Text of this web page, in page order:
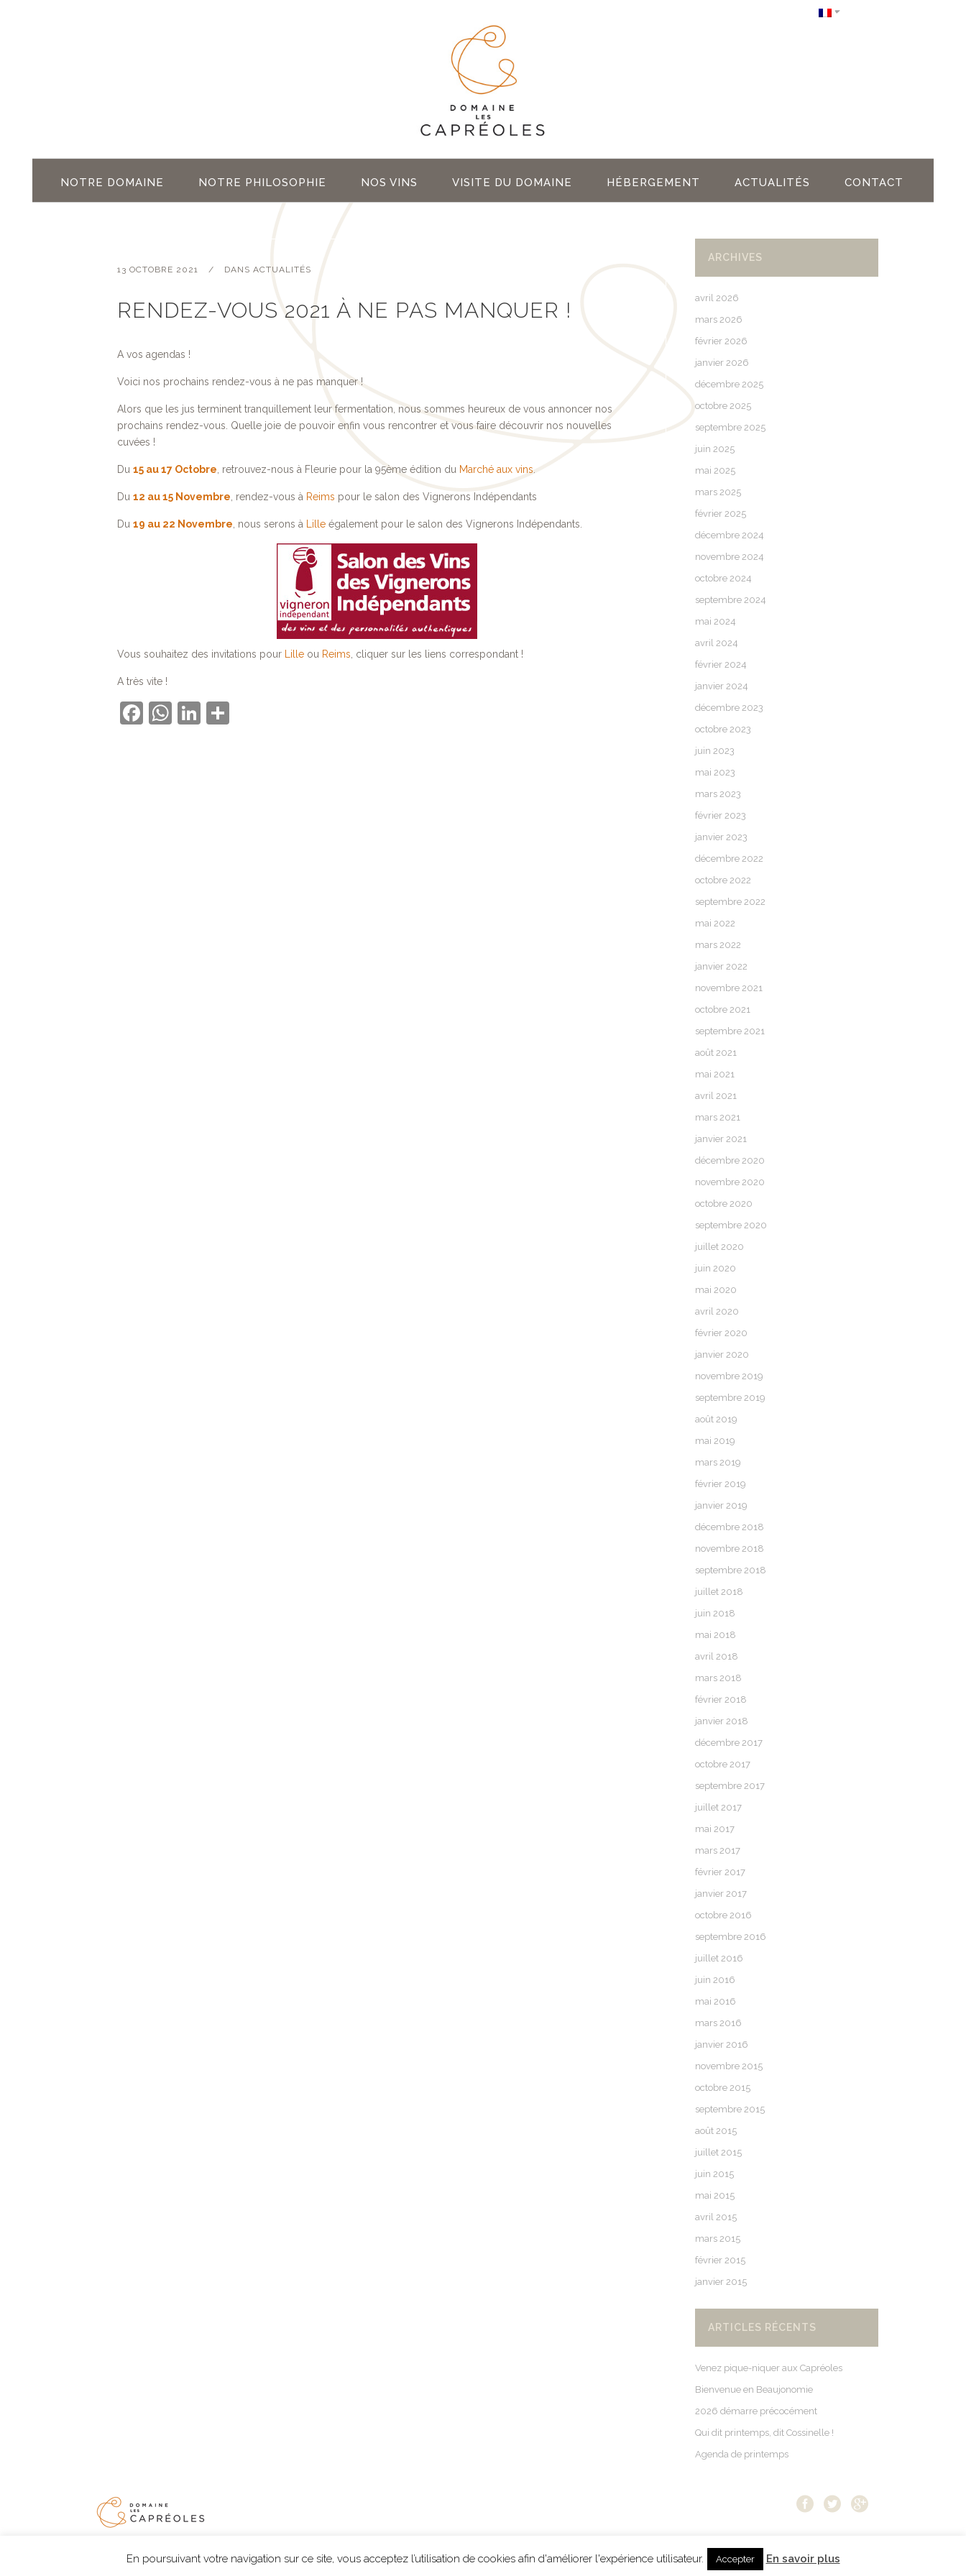
NOTRE DOMAINE NOTRE PHILOSOPHIE NOS VINS VISITE DU DOMAINE HÉBERGEMENT ACTUALITÉS CONTACT
13 OCTOBRE 2021 DANS ACTUALITÉS
RENDEZ-VOUS 2021 À NE PAS MANQUER !
A vos agendas !
Voici nos prochains rendez-vous à ne pas manquer !
Alors que les jus terminent tranquillement leur fermentation, nous sommes heureux de vous annoncer nos
prochains rendez-vous. Quelle joie de pouvoir enfin vous rencontrer et vous faire découvrir nos nouvelles
cuvées !
Du 15 au 17 Octobre , retrouvez-nous à Fleurie pour la 95ème édition du Marché aux vins
Du 12 au 15 Novembre , rendez-vous à Reims pour le salon des Vignerons Indépendants
Du 19 au 22 Novembre , nous serons à Lille également pour le salon des Vignerons Indépendants.
Vous souhaitez des invitations pour Lille ou Reims , cliquer sur les liens correspondant !
A très vite !
Facebook
WhatsApp
LinkedIn
ARCHIVES
avril 2026
mars 2026
février 2026
janvier 2026
décembre 2025
octobre 2025
septembre 2025
juin 2025
mai 2025
mars 2025
février 2025
décembre 2024
novembre 2024
octobre 2024
septembre 2024
mai 2024
avril 2024
février 2024
janvier 2024
décembre 2023
octobre 2023
juin 2023
mai 2023
mars 2023
février 2023
janvier 2023
décembre 2022
octobre 2022
septembre 2022
mai 2022
mars 2022
janvier 2022
novembre 2021
octobre 2021
septembre 2021
août 2021
mai 2021
avril 2021
mars 2021
janvier 2021
décembre 2020
novembre 2020
octobre 2020
septembre 2020
juillet 2020
juin 2020
mai 2020
avril 2020
février 2020
janvier 2020
novembre 2019
septembre 2019
août 2019
mai 2019
mars 2019
février 2019
janvier 2019
décembre 2018
novembre 2018
septembre 2018
juillet 2018
juin 2018
mai 2018
avril 2018
mars 2018
février 2018
janvier 2018
décembre 2017
octobre 2017
septembre 2017
juillet 2017
mai 2017
mars 2017
février 2017
janvier 2017
octobre 2016
septembre 2016
juillet 2016
juin 2016
mai 2016
mars 2016
janvier 2016
novembre 2015
octobre 2015
septembre 2015
août 2015
juillet 2015
juin 2015
mai 2015
avril 2015
mars 2015
février 2015
janvier 2015
ARTICLES RÉCENTS
Venez pique-niquer aux Capréoles
Bienvenue en Beaujonomie
2026 démarre précocément
Qui dit printemps, dit Cossinelle !
Agenda de printemps
Mentions légales-Protection des données-création Résonance Communication
En poursuivant votre navigation sur ce site, vous acceptez l’utilisation de cookies afin d'améliorer l'expérience utilisateur. Accepter En savoir plus